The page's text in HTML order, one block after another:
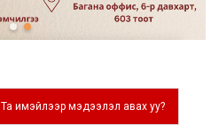
Та имэйлээр мэдээлэл авах уу?